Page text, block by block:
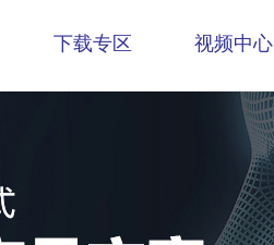
下载专区 视频中心